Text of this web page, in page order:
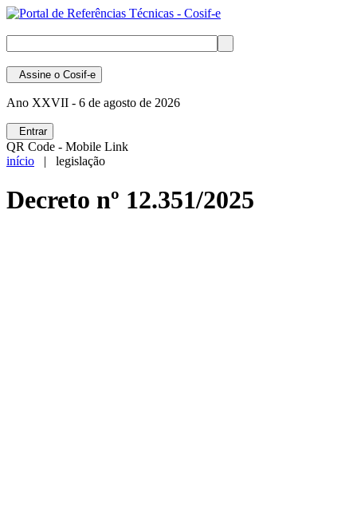
Assine o Cosif-e
Ano XXVII - 6 de agosto de 2026
Entrar
QR Code - Mobile Link
início | legislação
Decreto nº 12.351/2025